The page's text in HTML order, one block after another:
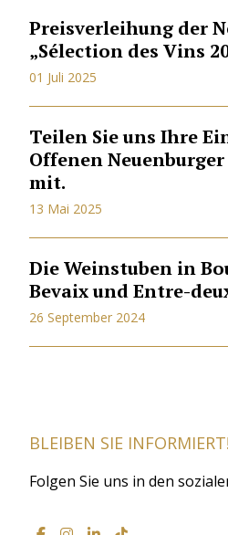
Preisverleihung der
„Sélection des Vins
01 Juli 2025
Teilen Sie uns Ihre
Offenen
mit.
13 Mai 2025
Die Weinstuben in
Bevaix und Entre-
26 September 2024
BLEIBEN SIE INFORMIERT!
Folgen Sie uns in den